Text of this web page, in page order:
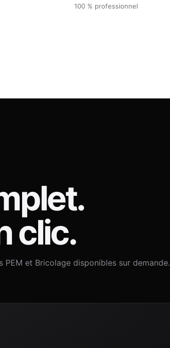
100 % professionnel
clic.
et Bricolage disponibles sur demande.